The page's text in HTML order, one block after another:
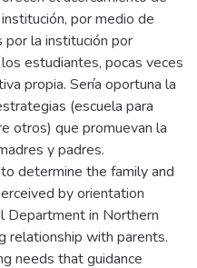
por medio de
por la institución por
estudiantes, pocas veces
propia. Sería oportuna la
(escuela para
otros) que promuevan la
y padres.
determine the family and
by orientation
Department in Northern
relationship with parents.
needs that guidance